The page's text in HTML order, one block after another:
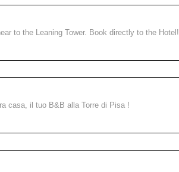
to the Leaning Tower. Book directly to the Hotel!
casa, il tuo B&B alla Torre di Pisa !